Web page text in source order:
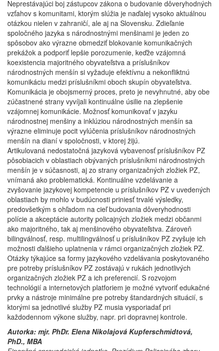
Neprestávajúci boj zástupcov zákona o budovanie dôveryhodných
vzťahov s komunitami, ktorým slúžia je naďalej vysoko aktuálnou
otázkou nielen v zahraničí, ale aj na Slovensku. Zdieľanie
spoločného jazyka s národnostnými menšinami je jeden zo
spôsobov ako výrazne obmedziť blokovanie komunikačných
prekážok a podporiť lepšie porozumenie, keďže vzájomná
koexistencia majoritného obyvateľstva a príslušníkov
národnostných menšín si vyžaduje efektívnu a nekonfliktnú
komunikáciu medzi príslušníkmi oboch skupín obyvateľstva.
Komunikácia je obojsmerný proces, preto je nevyhnutné, aby obe
zúčastnené strany vyvíjali kontinuálne úsilie na zlepšenie
vzájomnej komunikácie. Možnosť komunikovať v jazyku
národnostnej menšiny a inklúziou národnostných menšín sa
výrazne eliminuje pocit vylúčenia príslušníkov národnostných
menšín na dianí v spoločnosti, v ktorej žijú.
Artikulovaná nedostatočná jazyková vybavenosť príslušníkov PZ
pôsobiacich v oblastiach obývaných príslušníkmi národnostných
menšín je v súčasnosti, aj zo strany organizačných zložiek PZ,
vnímaná ako problematická. Kontinuálne vzdelávanie a
zvyšovanie jazykovej kompetencie u príslušníkov PZ v uvedených
oblastiach by mohlo v budúcnosti priniesť trvalé výsledky,
predovšetkým s ohľadom na cieľ budovania dôveryhodnosti
polície a akceptácie autority policajných zložiek medzi občanmi
ako majoritného, tak aj menšinového obyvateľstva. Zároveň
bilingválnosť, resp. multilingválnosť u príslušníkov PZ zvyšuje ich
možnosti ďalšieho uplatnenia v rámci organizačných zložiek PZ.
Otázky týkajúce sa formy jazykového vzdelávania poskytovaného
pre potreby príslušníkov PZ zostávajú v rukách jednotlivých
organizačných zložiek PZ a ich preferencií. S rozvojom
technológií a internetových platforiem je možné vytvoriť edukačné
prvky a nástroje minimálne pre potreby štandardných situácií, s
ktorými sa jednotlivé služby PZ musia vysporiadať pri
každodennom výkone služby, napr. pri dopravnej kontrole.
Autorka: mjr. PhDr. Elena Nikolajová Kupferschmidtová,
PhD., MBA